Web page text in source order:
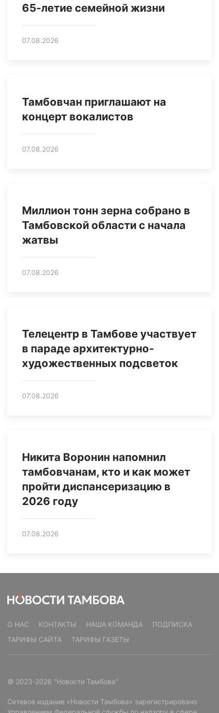
65-летие семейной жизни
07.08.2026
Тамбовчан приглашают на
концерт вокалистов
07.08.2026
Миллион тонн зерна собрано в
Тамбовской области с начала
жатвы
07.08.2026
Телецентр в Тамбове участвует
в параде архитектурно-
художественных подсветок
07.08.2026
Никита Воронин напомнил
тамбовчанам, кто и как может
пройти диспансеризацию в
2026 году
07.08.2026
О НАС КОНТАКТЫ НАША КОМАНДА
ПОДПИСКА
ТАРИФЫ САЙТА
ТАРИФЫ ГАЗЕТЫ
© 2023-2026 "Новости Тамбова"
Сетевое издание «Новости Тамбова» зарегистрировано